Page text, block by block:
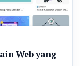
Web yang